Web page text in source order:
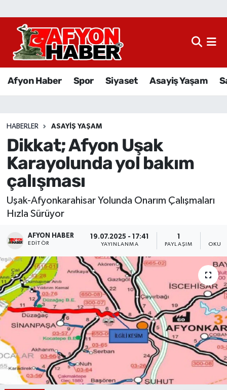
Afyon Haber Spor Siyaset Asayiş Yaşam
HABERLER ASAYIŞ YAŞAM
Dikkat; Afyon Uşak
Karayolunda yol bakım
çalışması
Uşak-Afyonkarahisar Yolunda Onarım Çalışmaları
Hızla Sürüyor
AFYON HABER
EDITÖR
19.07.2025 - 17:41
YAYINLANMA PAYLAŞIM
Afyon Haber
Sağlık
Eğitim
Sivil Toplum
Ekonomi
Magazin
Etkinlikler